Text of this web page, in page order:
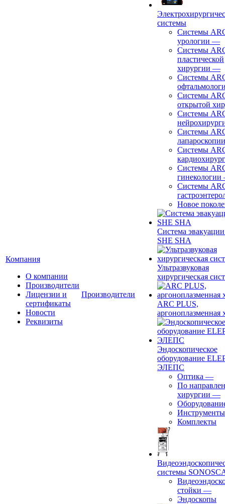
Компания
О компании
Производители
Лицензии и
сертификаты
Новости
Реквизиты
Производители
системы
Системы
урологии —
Системы
пластической
хирургии —
Системы
Системы
открытой
Системы
Системы
лапароскопии
Системы
Системы
гинекологии
Системы
Новое
Система
SHE SHA
Ультразвуковая
хирургическая
ARC PLUS,
аргоноплазменная
Эндоскопическое
оборудование
ЭЛЕПС
Оптика —
По
хирургии —
Инструменты
Комплекты
системы
стойки —
Эндоскопы